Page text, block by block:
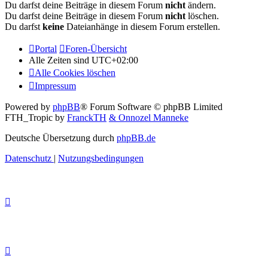
Du darfst deine Beiträge in diesem Forum nicht ändern.
Du darfst deine Beiträge in diesem Forum nicht löschen.
Du darfst keine Dateianhänge in diesem Forum erstellen.
Portal
Foren-Übersicht
Alle Zeiten sind UTC+02:00
Alle Cookies löschen
Impressum
Powered by phpBB® Forum Software © phpBB Limited
FTH_Tropic by FranckTH & Onnozel Manneke
Deutsche Übersetzung durch phpBB.de
Datenschutz | Nutzungsbedingungen